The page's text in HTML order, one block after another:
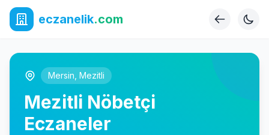
eczanelik.com
Mersin Mezitli
Mezitli Nöbetçi
Eczaneler